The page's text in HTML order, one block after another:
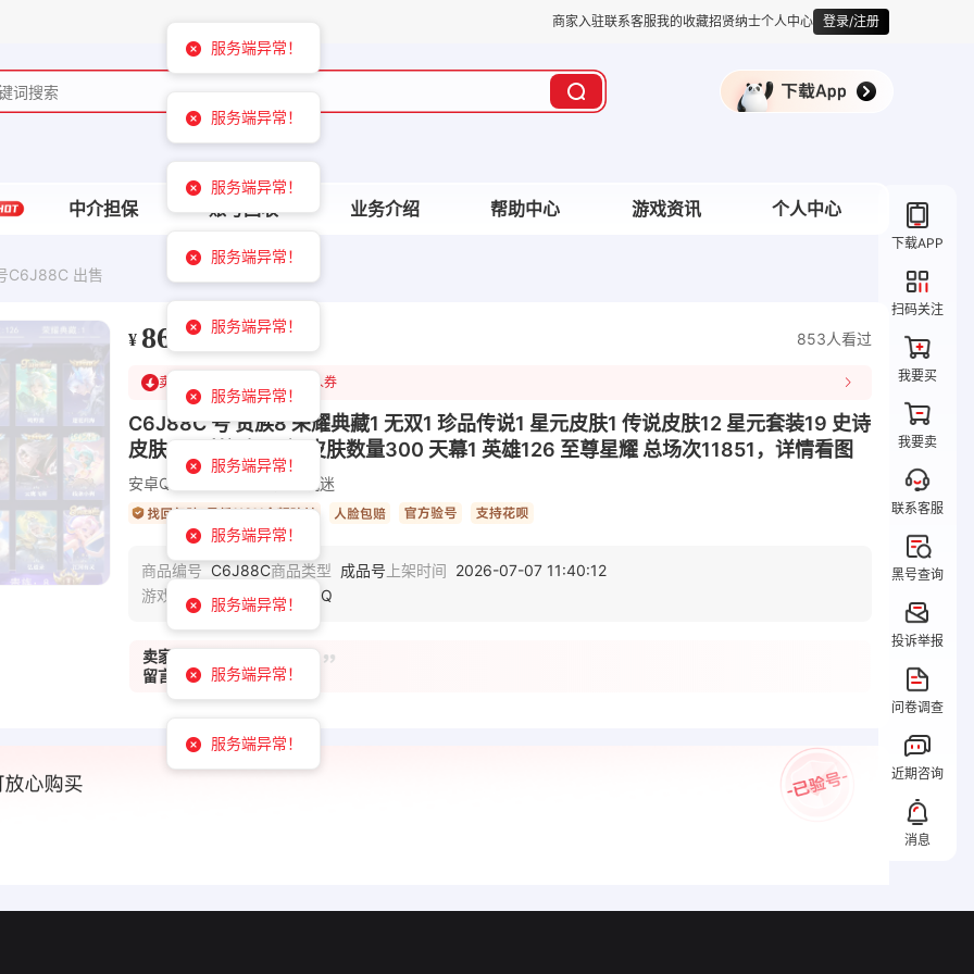
商家入驻联系客服我的收藏招贤纳士个人中心 登录/注册
中介担保 账号回收 业务介绍 帮助中心 游戏资讯 个人中心
C6J88C 出售
¥ 866 853人看过
卖家已降22 可领￥1200新人券
C6J88C 号 贵族8 荣耀典藏1 无双1 珍品传说1 星元皮肤1 传说皮肤12 星元套装19 史诗
皮肤99 对抗路36段 皮肤数量300 天幕1 英雄126 至尊星耀 总场次11851，详情看图
安卓QQ 无防沉迷
商品编号 C6J88C商品类型 成品号 上架时间 2026-07-07 11:40:12
游戏区服 王者荣耀-安卓QQ
卖家
留言
下载APP
扫码关注
我要买
我要卖
联系客服
黑号查询
投诉举报
问卷调查
近期咨询
消息
服务端异常！
服务端异常！
服务端异常！
服务端异常！
服务端异常！
服务端异常！
服务端异常！
服务端异常！
服务端异常！
服务端异常！
服务端异常！